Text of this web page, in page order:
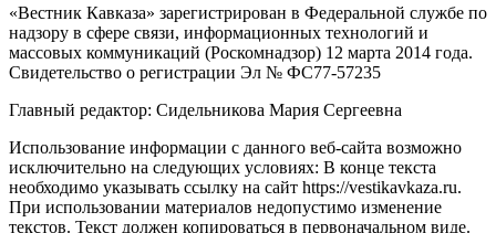
«Вестник Кавказа» зарегистрирован в Федеральной службе по
надзору в сфере связи, информационных технологий и
массовых коммуникаций (Роскомнадзор) 12 марта 2014 года.
Свидетельство о регистрации Эл № ФС77-57235
Главный редактор: Сидельникова Мария Сергеевна
Использование информации с данного веб-сайта возможно
исключительно на следующих условиях: В конце текста
необходимо указывать ссылку на сайт https://vestikavkaza.ru.
При использовании материалов недопустимо изменение
текстов. Текст должен копироваться в первоначальном виде.